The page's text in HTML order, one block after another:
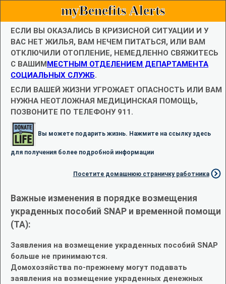
myBenefits Alerts
ЕСЛИ ВЫ ОКАЗАЛИСЬ В КРИЗИСНОЙ СИТУАЦИИ И У
ВАС НЕТ ЖИЛЬЯ, ВАМ НЕЧЕМ ПИТАТЬСЯ, ИЛИ ВАМ
ОТКЛЮЧИЛИ ОТОПЛЕНИЕ, НЕМЕДЛЕННО СВЯЖИТЕСЬ
С ВАШИММЕСТНЫМ ОТДЕЛЕНИЕМ ДЕПАРТАМЕНТА
СОЦИАЛЬНЫХ СЛУЖБ.
ЕСЛИ ВАШЕЙ ЖИЗНИ УГРОЖАЕТ ОПАСНОСТЬ ИЛИ ВАМ
НУЖНА НЕОТЛОЖНАЯ МЕДИЦИНСКАЯ ПОМОЩЬ,
ПОЗВОНИТЕ ПО ТЕЛЕФОНУ 911.
Вы можете подарить жизнь. Нажмите на ссылку здесь
для получения более подробной информации
Посетите домашнюю страничку работника
Важные изменения в порядке возмещения
украденных пособий SNAP и временной помощи
(TA):
Заявления на возмещение украденных пособий SNAP
больше не принимаются.
Домохозяйства по-прежнему могут подавать
заявления на возмещение украденных денежных